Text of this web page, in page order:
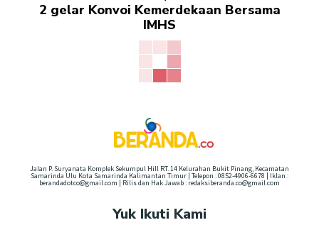
2 gelar Konvoi Kemerdekaan Bersama
IMHS
Jalan P. Suryanata Komplek Sekumpul Hill RT. 14 Kelurahan Bukit Pinang, Kecamatan
Samarinda Ulu Kota Samarinda Kalimantan Timur | Telepon : 0852-4906-6678 | Iklan :
berandadotco@gmail.com | Rilis dan Hak Jawab : redaksiberanda.co@gmail.com
Yuk Ikuti Kami